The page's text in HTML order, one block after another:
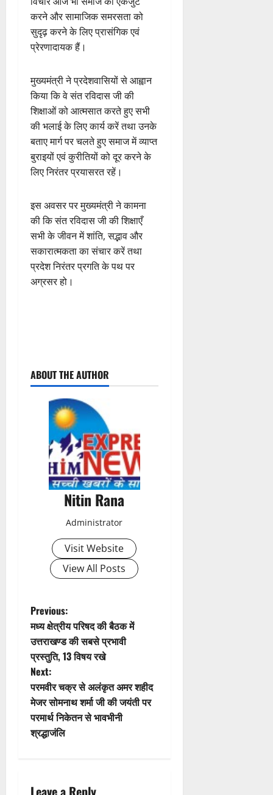
करने और सामाजिक समरसता को
सुदृढ़ करने के लिए प्रासंगिक एवं
प्रेरणादायक हैं।
मुख्यमंत्री ने प्रदेशवासियों से आह्वान
किया कि वे संत रविदास जी की
शिक्षाओं को आत्मसात करते हुए सभी
की भलाई के लिए कार्य करें तथा उनके
बताए मार्ग पर चलते हुए समाज में व्याप्त
बुराइयों एवं कुरीतियों को दूर करने के
लिए निरंतर प्रयासरत रहें।
इस अवसर पर मुख्यमंत्री ने कामना
की कि संत रविदास जी की शिक्षाएँ
सभी के जीवन में शांति, सद्भाव और
सकारात्मकता का संचार करें तथा
प्रदेश निरंतर प्रगति के पथ पर
अग्रसर हो।
o
t
i
o
n
ABOUT THE AUTHOR
Nitin Rana
Administrator
Visit Website
View All Posts
P
o
s
t
n
a
Previous:
मध्य क्षेत्रीय परिषद की बैठक में
उत्तराखण्ड की सबसे प्रभावी
प्रस्तुति, 13 विषय रखे
Next:
परमवीर चक्र से अलंकृत अमर शहीद
मेजर सोमनाथ शर्मा जी की जयंती पर
परमार्थ निकेतन से भावभीनी
श्रद्धाजंलि
Leave a Reply